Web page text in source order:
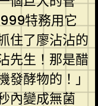
特務用它
住了廖沾沾的
先生！那是醋
酵物的！」
內變成無菌